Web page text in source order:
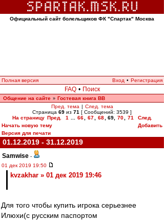
Официальный сайт болельщиков ФК "Спартак" Москва
Полная версия Вход • Регистрация
FAQ • Поиск
Общение на сайте » Гостевая книга ВВ
Пред. тема | След. тема
Страница 69 из 71 [ Сообщений: 3539 ]
На страницу Пред. 1 66 67 68 69, 70 71
След.
Начать новую тему
Добавить
Версия для печати
01.12.2019 - 31.12.2019
Samwise -
01 дек 2019 19:50
kvzakhar » 01 дек 2019 19:46
Для того чтобы купить игрока серьезнее
Илюхи(с русским паспортом